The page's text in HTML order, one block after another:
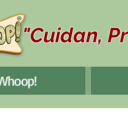
"Cuidan,